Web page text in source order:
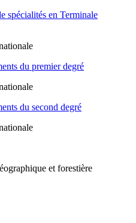
spécialités en Terminale
du premier degré
du second degré
et forestière